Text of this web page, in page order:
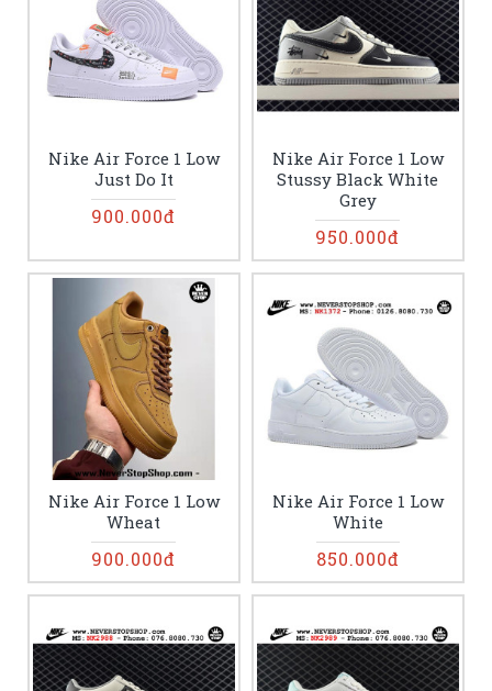
Nike Air Force 1 Low
Just Do It
900.000đ
Nike Air Force 1 Low
Stussy Black White
Grey
950.000đ
Nike Air Force 1 Low
Wheat
900.000đ
Nike Air Force 1 Low
White
850.000đ